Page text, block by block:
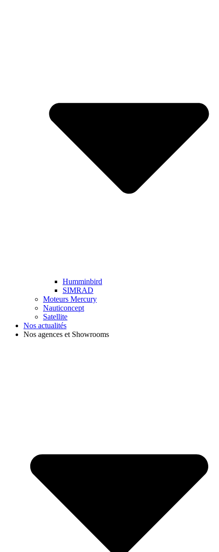
Humminbird
SIMRAD
Moteurs Mercury
Nauticoncept
Satellite
Nos actualités
Nos agences et Showrooms